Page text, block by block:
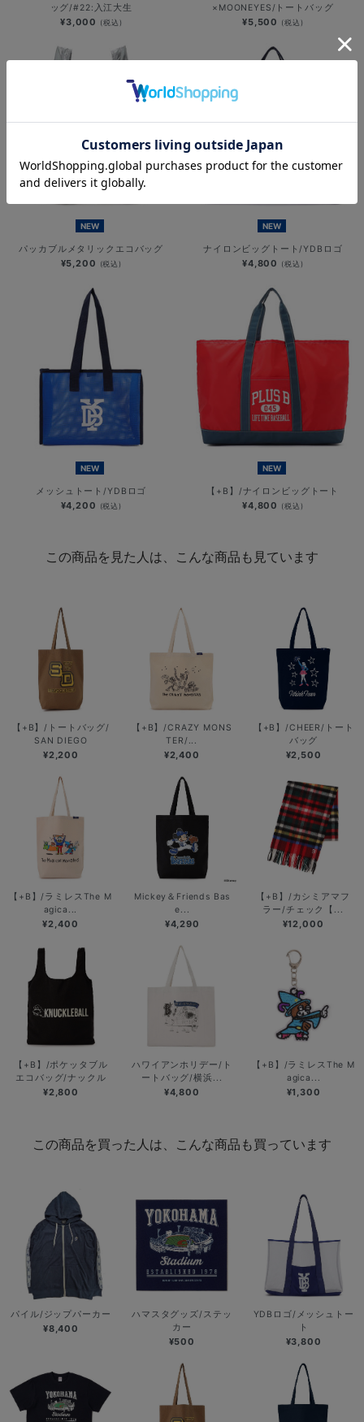
ッグ/#22:入江大生
¥3,000 (税込)
×MOONEYES/トートバッグ
¥5,500 (税込)
NEW
パッカブルメタリックエコバッグ
¥5,200 (税込)
NEW
ナイロンビッグトート/YDBロゴ
¥4,800 (税込)
NEW
メッシュトート/YDBロゴ
¥4,200 (税込)
NEW
【+B】/ナイロンビッグトート
¥4,800 (税込)
この商品を見た人は、こんな商品も見ています
【+B】/トートバッグ/
SAN DIEGO
¥2,200
【+B】/CRAZY MONS
TER/...
¥2,400
【+B】/CHEER/トート
バッグ
¥2,500
【+B】/ラミレスThe M
agica...
¥2,400
Mickey＆Friends Bas
e...
¥4,290
【+B】/カシミアマフ
ラー/チェック【...
¥12,000
【+B】/ポケッタブル
エコバッグ/ナックル
¥2,800
ハワイアンホリデー/ト
ートバッグ/横浜...
¥4,800
【+B】/ラミレスThe M
agica...
¥1,300
この商品を買った人は、こんな商品も買っています
パイル/ジップパーカー
¥8,400
ハマスタグッズ/ステッ
カー
¥500
YDBロゴ/メッシュトー
ト
¥3,800